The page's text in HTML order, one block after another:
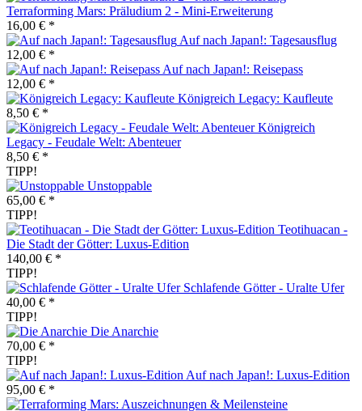
Terraforming Mars: Präludium 2 - Mini-Erweiterung
16,00 € *
Auf nach Japan!: Tagesausflug
12,00 € *
Auf nach Japan!: Reisepass
12,00 € *
Königreich Legacy: Kaufleute
8,50 € *
Königreich
Legacy - Feudale Welt: Abenteuer
8,50 € *
TIPP!
Unstoppable
65,00 € *
TIPP!
Teotihuacan -
Die Stadt der Götter: Luxus-Edition
140,00 € *
TIPP!
Schlafende Götter - Uralte Ufer
40,00 € *
TIPP!
Die Anarchie
70,00 € *
TIPP!
Auf nach Japan!: Luxus-Edition
95,00 € *